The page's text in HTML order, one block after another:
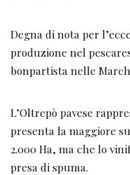
Degna di nota per
produzione nel
bonpartista nelle
L’Oltrepò pavese
presenta la maggiore
2.000 Ha, ma che lo
presa di spuma.